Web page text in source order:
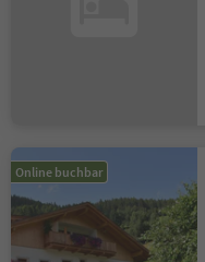
Online buchbar